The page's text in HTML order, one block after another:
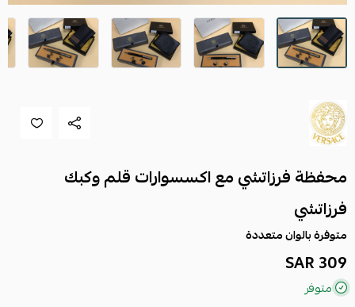
محفظة فرزاتشي مع اكسسوارات قلم وكبك
فرزاتشي
متوفرة بالوان متعددة
309 SAR
متوفر